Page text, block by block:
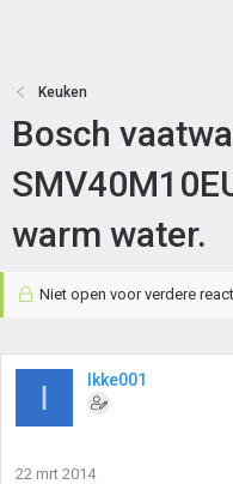
Keuken
Bosch
warm water.
Niet open voor verdere
I Ikke001
22 mrt 2014